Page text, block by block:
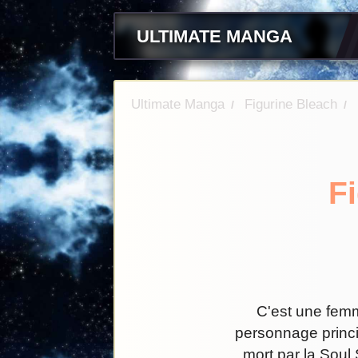
ULTIMATE MANGA
Ultimate Manga / Figurine Bleach /
C'est une
personnage
mort par la Soul